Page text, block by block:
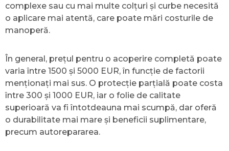
complexe sau cu mai multe colțuri și curbe necesită
o aplicare mai atentă, care poate mări costurile de
manoperă.
În general, prețul pentru o acoperire completă poate
varia între 1500 și 5000 EUR, în funcție de factorii
menționați mai sus. O protecție parțială poate costa
între 300 și 1000 EUR, iar o folie de calitate
superioară va fi întotdeauna mai scumpă, dar oferă
o durabilitate mai mare și beneficii suplimentare,
precum autorepararea.